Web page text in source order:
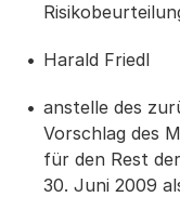
Harald Friedl
anstelle des
Vorschlag des
für den Rest
30. Juni 2009